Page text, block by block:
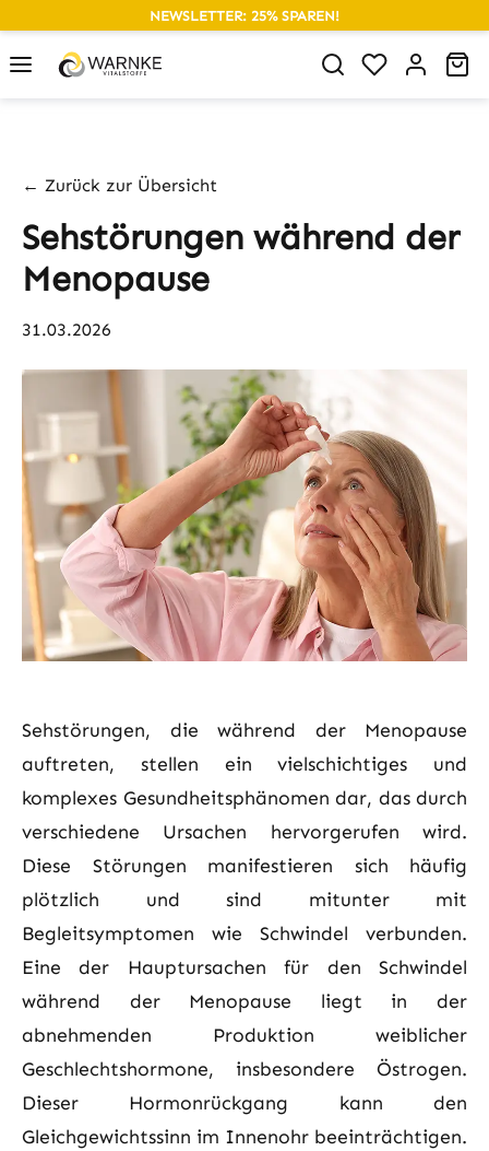
springen
NEWSLETTER: 25% SPAREN!
Du hast 0
← Zurück zur Übersicht
Sehstörungen während der
Menopause
31.03.2026
Sehstörungen, die während der Menopause
auftreten, stellen ein vielschichtiges und
komplexes Gesundheitsphänomen dar, das durch
verschiedene Ursachen hervorgerufen wird.
Diese Störungen manifestieren sich häufig
plötzlich und sind mitunter mit
Begleitsymptomen wie Schwindel verbunden.
Eine der Hauptursachen für den Schwindel
während der Menopause liegt in der
abnehmenden Produktion weiblicher
Geschlechtshormone, insbesondere Östrogen.
Dieser Hormonrückgang kann den
Gleichgewichtssinn im Innenohr beeinträchtigen.